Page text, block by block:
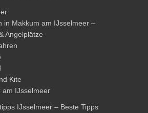
in Makkum am IJsselmeer –
Angelplätze
Kite
am IJsselmeer
IJsselmeer – Beste Tipps